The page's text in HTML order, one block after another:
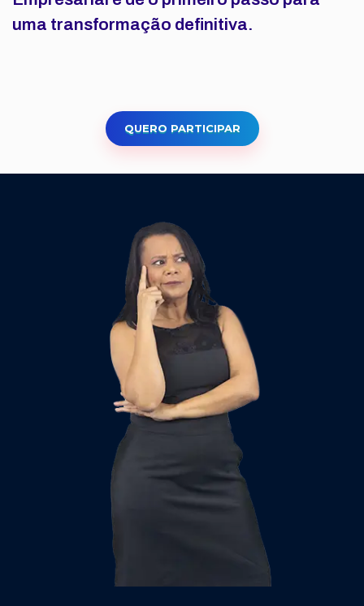
uma transformação definitiva.
QUERO PARTICIPAR